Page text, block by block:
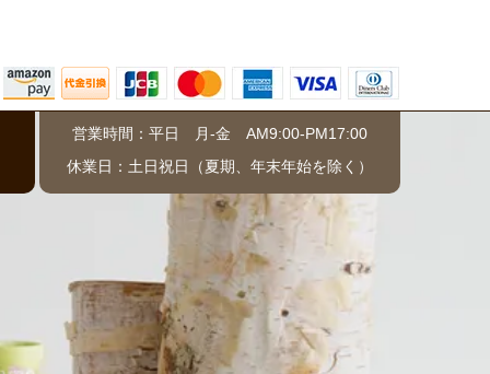
営業時間：平日 月-金 AM9:00-PM17:00
休業日：土日祝日（夏期、年末年始を除く）